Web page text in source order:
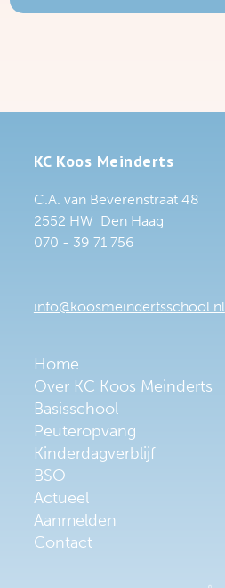
KC Koos Meinderts
C.A. van Beverenstraat 48
2552 HW Den Haag
070 - 39 71 756
info@koosmeindertsschool.nl
Home
Over KC Koos Meinderts
Basisschool
Peuteropvang
Kinderdagverblijf
BSO
Actueel
Aanmelden
Contact